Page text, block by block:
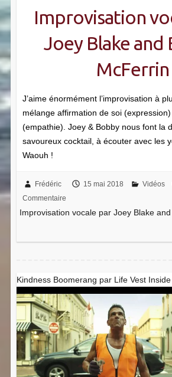
Improvisation
Joey Blake and
McFerrin
J’aime énormément l’improvisation à
mélange affirmation de soi
(empathie). Joey & Bobby nous font la
savoureux cocktail, à écouter avec les
Waouh !
Frédéric 15 mai 2018 Vidéos
Commentaire
Improvisation vocale par Joey Blake
Kindness Boomerang par Life Vest Inside